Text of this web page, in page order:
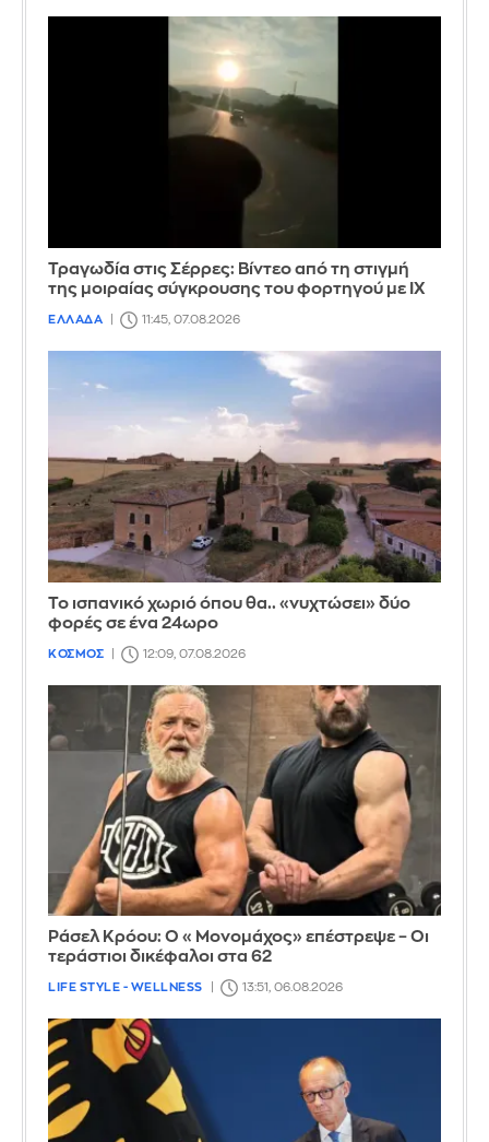
Τραγωδία στις Σέρρες: Βίντεο από τη στιγμή
της μοιραίας σύγκρουσης του φορτηγού με ΙΧ
ΕΛΛΑΔΑ 11:45, 07.08.2026
Το ισπανικό χωριό όπου θα.. «νυχτώσει» δύο
φορές σε ένα 24ωρο
ΚΟΣΜΟΣ 12:09, 07.08.2026
Ράσελ Κρόου: Ο «Μονομάχος» επέστρεψε – Οι
τεράστιοι δικέφαλοι στα 62
LIFE STYLE - WELLNESS 13:51, 06.08.2026